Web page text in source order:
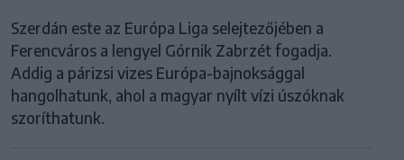
Szerdán este az Európa Liga selejtezőjében a
Ferencváros a lengyel Górnik Zabrzét fogadja.
Addig a párizsi vizes Európa-bajnoksággal
hangolhatunk, ahol a magyar nyílt vízi úszóknak
szoríthatunk.